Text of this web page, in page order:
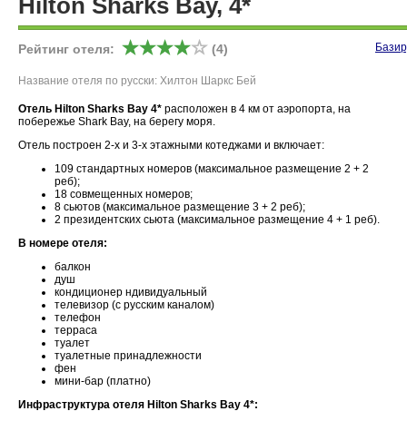
Hilton Sharks Bay, 4*
Рейтинг отеля: (4)
Название отеля по русски: Хилтон Шаркс Бей
Отель Hilton Sharks Bay 4* расположен в 4 км от аэропорта, на
побережье Shark Bay, на берегу моря.
Отель построен 2-х и 3-х этажными котеджами и включает:
109 стандартных номеров (максимальное размещение 2 + 2
реб);
18 совмещенных номеров;
8 сьютов (максимальное размещение 3 + 2 реб);
2 президентских сьюта (максимальное размещение 4 + 1 реб).
В номере отеля:
балкон
душ
кондиционер ндивидуальный
телевизор (с русским каналом)
телефон
терраса
туалет
туалетные принадлежности
фен
мини-бар (платно)
Инфраструктура отеля Hilton Sharks Bay 4*: